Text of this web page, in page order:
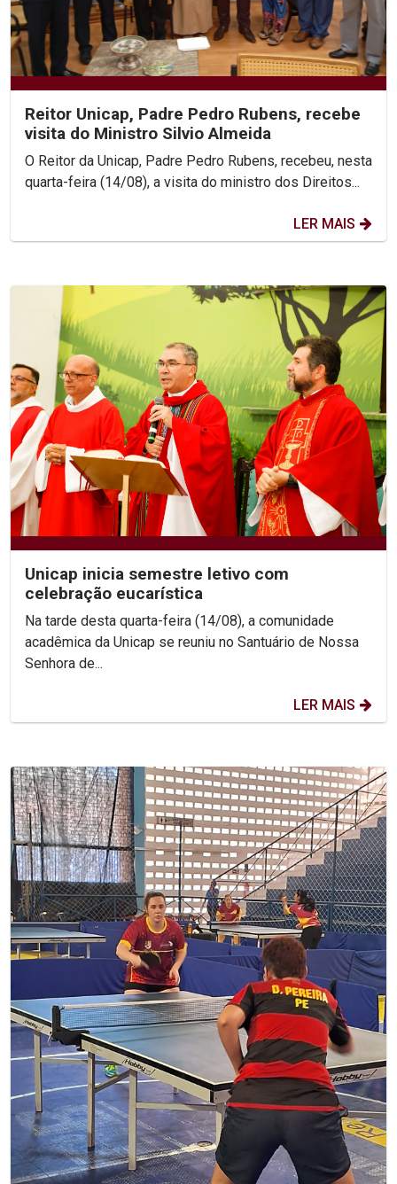
Reitor Unicap, Padre Pedro Rubens, recebe
visita do Ministro Silvio Almeida
O Reitor da Unicap, Padre Pedro Rubens, recebeu, nesta
quarta-feira (14/08), a visita do ministro dos Direitos...
LER MAIS
Unicap inicia semestre letivo com
celebração eucarística
Na tarde desta quarta-feira (14/08), a comunidade
acadêmica da Unicap se reuniu no Santuário de Nossa
Senhora de...
LER MAIS